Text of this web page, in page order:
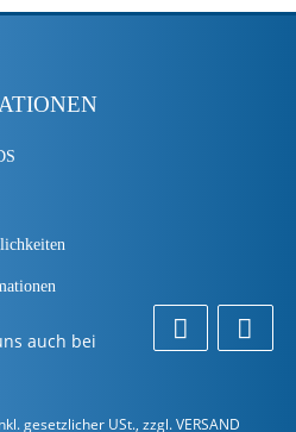
auch bei
gesetzlicher USt., zzgl.VERSAND